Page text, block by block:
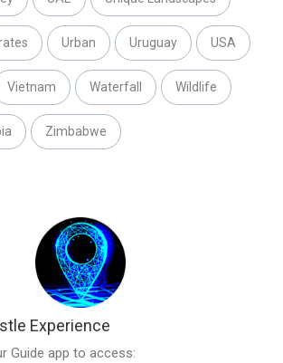
Urban Uruguay USA
Vietnam Waterfall Wildlife
Zimbabwe
Experience
Guide app to access: